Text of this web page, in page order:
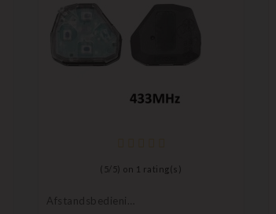
( 5/ 5) on 1 rating(s)
Afstandsbedieningen